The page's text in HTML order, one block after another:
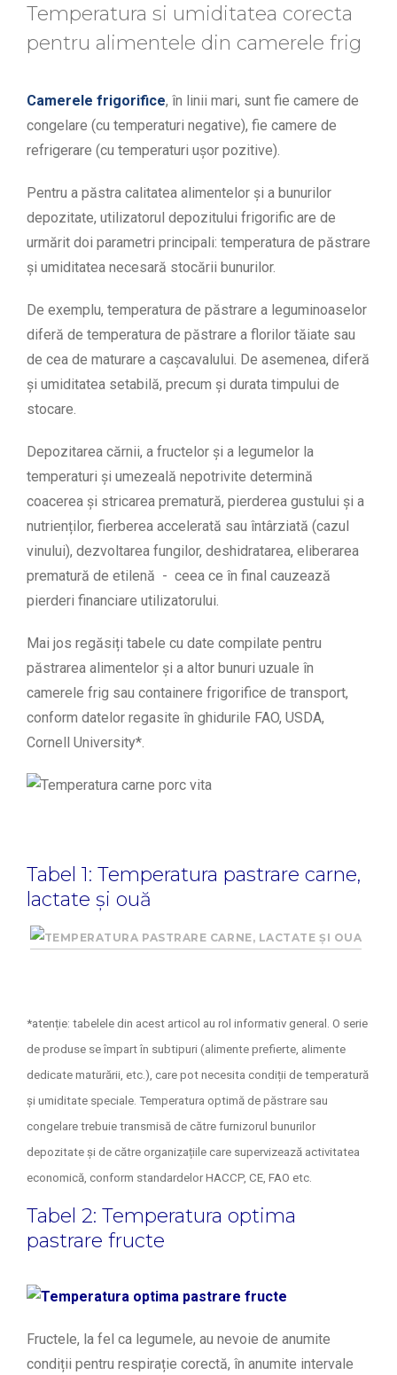
Temperatura si umiditatea corecta
pentru alimentele din camerele frig
Camerele frigorifice, în linii mari, sunt fie camere de
congelare (cu temperaturi negative), fie camere de
refrigerare (cu temperaturi ușor pozitive).
Pentru a păstra calitatea alimentelor și a bunurilor
depozitate, utilizatorul depozitului frigorific are de
urmărit doi parametri principali: temperatura de păstrare
și umiditatea necesară stocării bunurilor.
De exemplu, temperatura de păstrare a leguminoaselor
diferă de temperatura de păstrare a florilor tăiate sau
de cea de maturare a cașcavalului. De asemenea, diferă
și umiditatea setabilă, precum și durata timpului de
stocare.
Depozitarea cărnii, a fructelor și a legumelor la
temperaturi și umezeală nepotrivite determină
coacerea și stricarea prematură, pierderea gustului și a
nutrienților, fierberea accelerată sau întârziată (cazul
vinului), dezvoltarea fungilor, deshidratarea, eliberarea
prematură de etilenă - ceea ce în final cauzează
pierderi financiare utilizatorului.
Mai jos regăsiți tabele cu date compilate pentru
păstrarea alimentelor și a altor bunuri uzuale în
camerele frig sau containere frigorifice de transport,
conform datelor regasite în ghidurile FAO, USDA,
Cornell University*.
Tabel 1: Temperatura pastrare carne,
lactate și ouă
*atenție: tabelele din acest articol au rol informativ general. O serie
de produse se împart în subtipuri (alimente prefierte, alimente
dedicate maturării, etc.), care pot necesita condiții de temperatură
și umiditate speciale. Temperatura optimă de păstrare sau
congelare trebuie transmisă de către furnizorul bunurilor
depozitate și de către organizațiile care supervizează activitatea
economică, conform standardelor HACCP, CE, FAO etc.
Tabel 2: Temperatura optima
pastrare fructe
Fructele, la fel ca legumele, au nevoie de anumite
condiții pentru respirație corectă, în anumite intervale